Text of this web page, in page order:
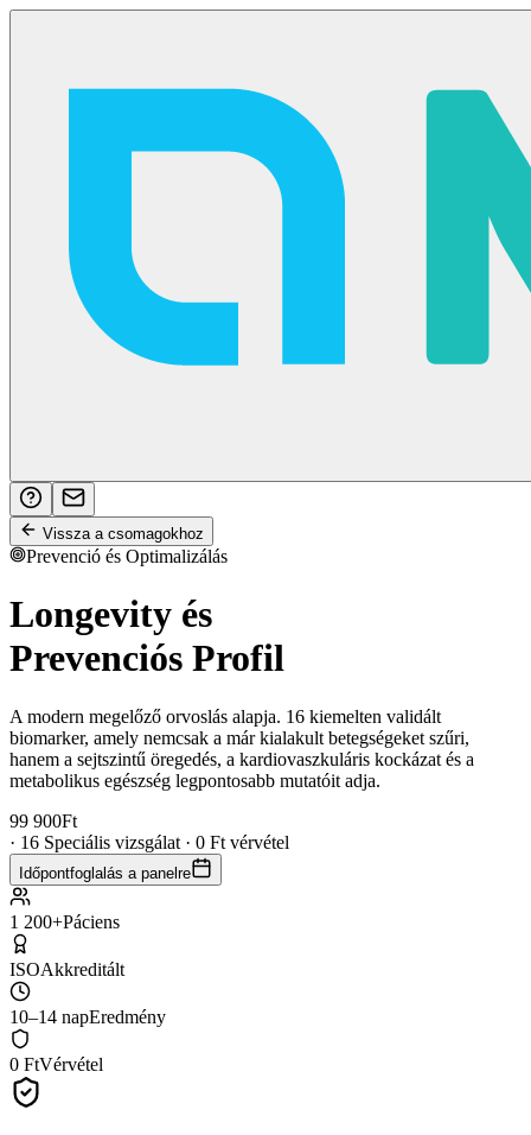
Vissza a csomagokhoz
Prevenció és Optimalizálás
Longevity és
Prevenciós Profil
A modern megelőző orvoslás alapja. 16 kiemelten validált
biomarker, amely nemcsak a már kialakult betegségeket szűri,
hanem a sejtszintű öregedés, a kardiovaszkuláris kockázat és a
metabolikus egészség legpontosabb mutatóit adja.
99 900Ft
· 16 Speciális vizsgálat · 0 Ft vérvétel
Időpontfoglalás a panelre
1 200+Páciens
ISOAkkreditált
10–14 napEredmény
0 FtVérvétel